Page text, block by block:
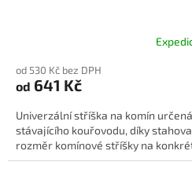
od 530 Kč bez DPH
od 641 Kč
Univerzální stříška na komín
stávajícího kouřovodu, díky
rozměr komínové stříšky na